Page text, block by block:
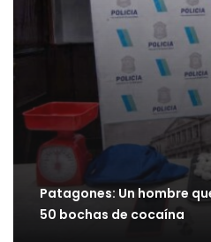
Patagones: Un hombre
50 bochas de cocaína